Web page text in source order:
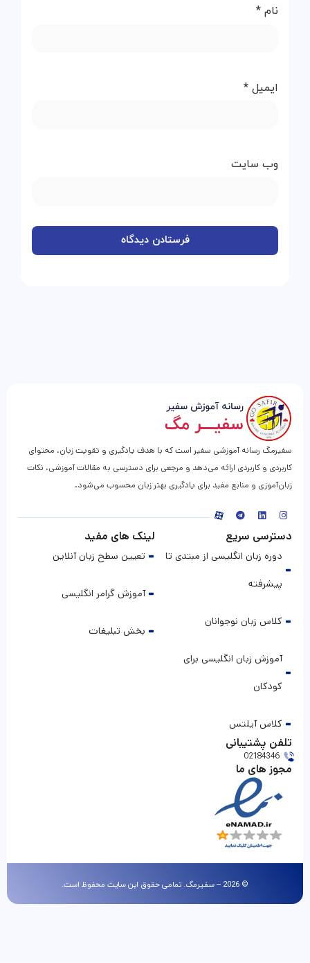
نام *
ایمیل *
وب‌ سایت
سفیرمگ رسانه آموزشی سفیر است که با هدف یادگیری و تقویت زبان، محتوای
کاربردی و کاربردی ارائه می‌دهد و مرجعی برای دسترسی به مقالات آموزشی، نکات
زبان‌آموزی و منابع مفید برای یادگیری بهتر زبان محسوب می‌شود.
دسترسی سریع
دوره زبان انگلیسی از مبتدی تا
پیشرفته
کلاس زبان نوجوانان
آموزش زبان انگلیسی برای
کودکان
کلاس آیلتس
لینک های مفید
تعیین سطح زبان آنلاین
آموزش گرامر انگلیسی
بخش تبلیغات
تلفن پشتیبانی
02184346
مجوز های ما
© 2026 – سفیرمگ. تمامی حقوق این سایت محفوظ است.